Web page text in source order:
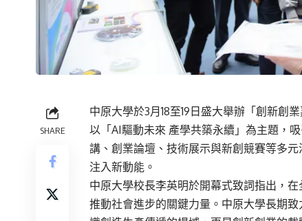
SHARE
中原大學於3月18至19日盛大舉辦「創新創
以「AI驅動未來 產學共築永續」為主題，
講、創業論壇、技術展示與新創競賽等多
注入新動能。
中原大學校長李英明於開幕式致詞指出，
推動社會進步的關鍵力量。中原大學長期